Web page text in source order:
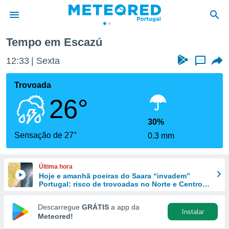
da
foi
fornecidas
a este
das
e
forma
digital
Tempo em Escazú
12:33 Sexta ...
Trovoada
26°
Sensação de 27°
30%
0.3 mm
Última hora
Hoje e amanhã poeiras do Saara “invadem”
Portugal: risco de trovoadas no Norte e Centro
Descarregue GRÁTIS a app da
Meteored!
Instalar